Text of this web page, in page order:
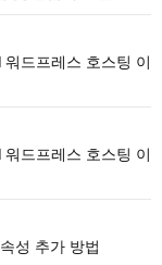
드프레스 호스팅 이
드프레스 호스팅 이
성 추가 방법